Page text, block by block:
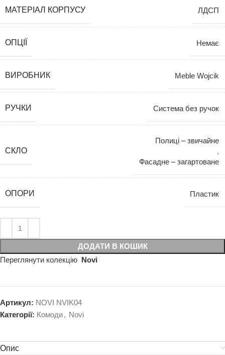
МАТЕРІАЛ КОРПУСУ ЛДСП
ОПЦІЇ Немає
ВИРОБНИК Meble Wojcik
РУЧКИ Система без ручок
СКЛО
Полиці – звичайне
,
Фасадне – загартоване
ОПОРИ Пластик
ДОДАТИ В КОШИК
Переглянути колекцію Novi
Артикул: NOVI NVIK04
Категорії: Комоди, Novi
Опис